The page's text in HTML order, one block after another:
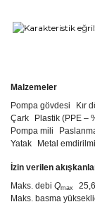
Malzemeler
Pompa gövdesi
Kır
Çark
Plastik (PPE –
Pompa mili
Yatak
Metal
İzin verilen
Maks. debi Qmax
Maks. basma